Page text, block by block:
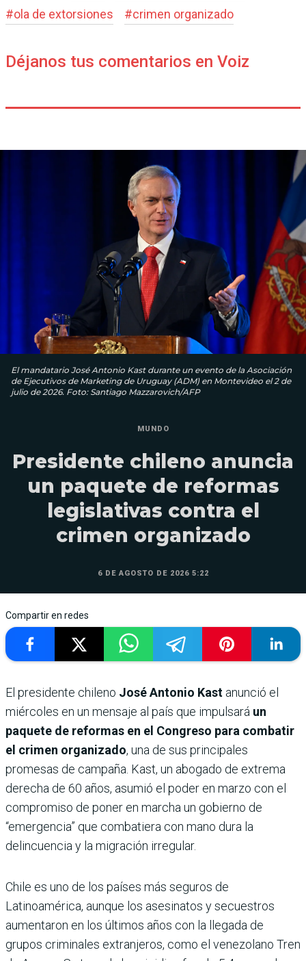
#ola de extorsiones #crimen organizado
Déjanos tus comentarios en Voiz
El mandatario José Antonio Kast durante un evento de la Asociación
de Ejecutivos de Marketing de Uruguay (ADM) en Montevideo el 2 de
julio de 2026. Foto: Santiago Mazzarovich/AFP
MUNDO
Presidente chileno anuncia
un paquete de reformas
legislativas contra el
crimen organizado
6 DE AGOSTO DE 2026 5:22
Compartir en redes
El presidente chileno José Antonio Kast anunció el
miércoles en un mensaje al país que impulsará un
paquete de reformas en el Congreso para combatir
el crimen organizado, una de sus principales
promesas de campaña. Kast, un abogado de extrema
derecha de 60 años, asumió el poder en marzo con el
compromiso de poner en marcha un gobierno de
“emergencia” que combatiera con mano dura la
delincuencia y la migración irregular.
Chile es uno de los países más seguros de
Latinoamérica, aunque los asesinatos y secuestros
aumentaron en los últimos años con la llegada de
grupos criminales extranjeros, como el venezolano Tren